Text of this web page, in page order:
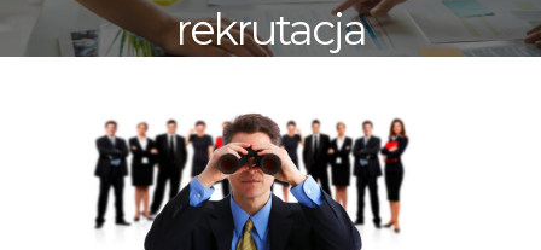
rekrutacja